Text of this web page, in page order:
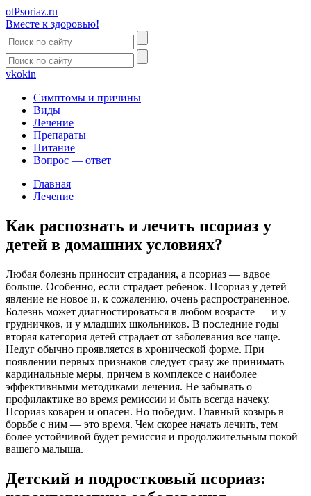
otPsoriaz.ru
Вместе к здоровью!
vkokin
Симптомы и причины
Виды
Лечение
Препараты
Питание
Вопрос — ответ
Главная
Лечение
Как распознать и лечить псориаз у
детей в домашних условиях?
Любая болезнь приносит страдания, а псориаз — вдвое
больше. Особенно, если страдает ребенок. Псориаз у детей —
явление не новое и, к сожалению, очень распространенное.
Болезнь может диагностироваться в любом возрасте — и у
грудничков, и у младших школьников. В последние годы
вторая категория детей страдает от заболевания все чаще.
Недуг обычно проявляется в хронической форме. При
появлении первых признаков следует сразу же принимать
кардинальные меры, причем в комплексе с наиболее
эффективными методиками лечения. Не забывать о
профилактике во время ремиссии и быть всегда начеку.
Псориаз коварен и опасен. Но победим. Главный козырь в
борьбе с ним — это время. Чем скорее начать лечить, тем
более устойчивой будет ремиссия и продолжительным покой
вашего малыша.
Детский и подростковый псориаз: